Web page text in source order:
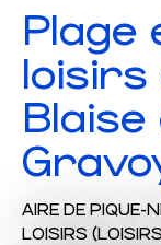
Plage
loisirs
AIRE DE PIQUE-
LOISIRS